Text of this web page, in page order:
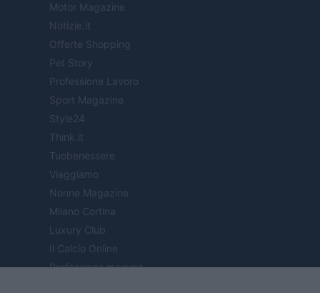
Motor Magazine
Notizie.it
Offerte Shopping
Pet Story
Professione Lavoro
Sport Magazine
Style24
Think.it
Tuobenessere
Viaggiamo
Nonne Magazine
Milano Cortina
Luxury Club
Il Calcio Online
Professione mamma